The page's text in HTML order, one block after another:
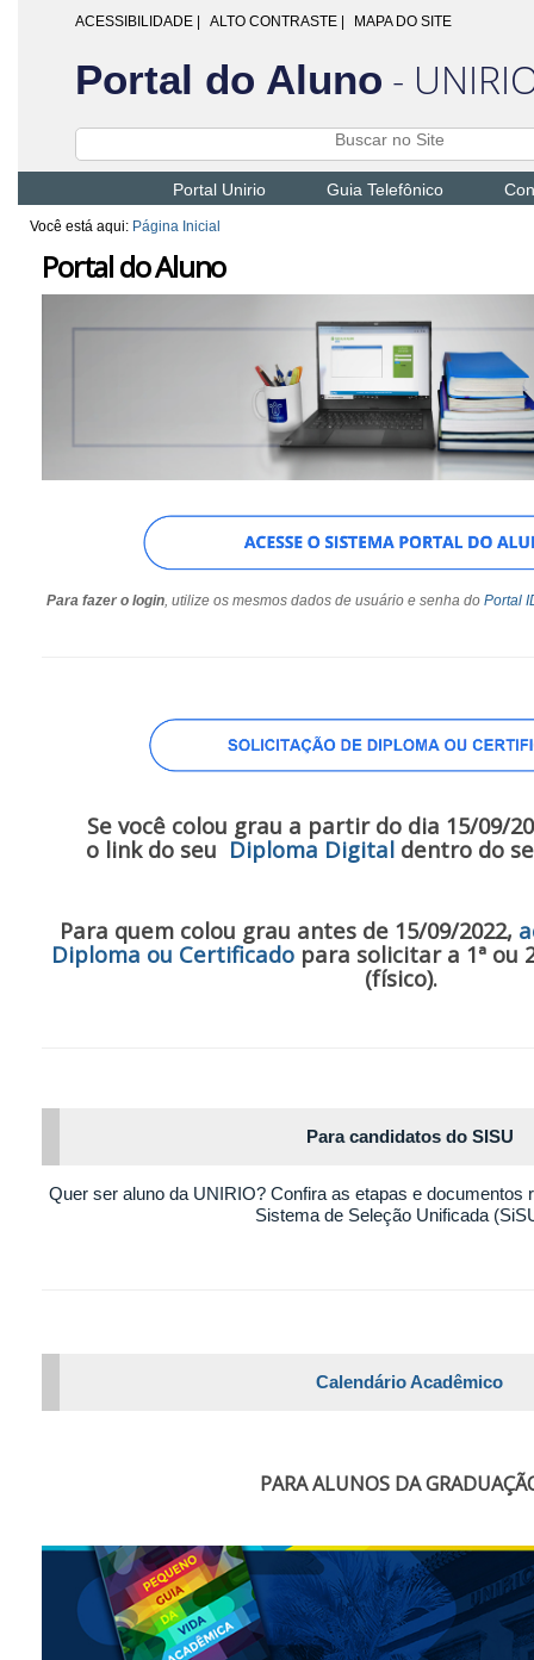
ACESSIBILIDADE ALTO CONTRASTE | MAPA DO SITE
Portal do Aluno -
Portal Unirio Guia Telefônico
Você está aqui: Página Inicial
Portal do Aluno
Para fazer o login, utilize os mesmos dados de usuário e senha doPortal
Se você colou grau a partir do dia 15/09/
o link do seu Diploma Digital dentro do
Para quem colou grau antes de 15/09/2022,
Diploma ou Certificadopara solicitar a 1ª ou
(físico).
Para candidatos do SISU
Quer ser aluno da UNIRIO? Confira as etapas e documentos
Sistema de Seleção Unificada
Calendário Acadêmico
PARA ALUNOS DA